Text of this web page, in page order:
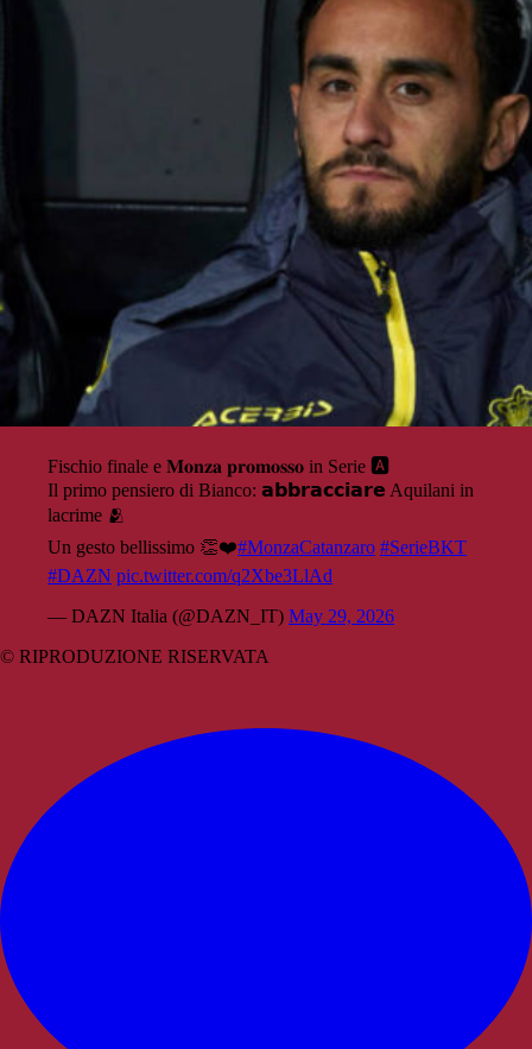
Fischio finale e 𝐌𝐨𝐧𝐳𝐚 𝐩𝐫𝐨𝐦𝐨𝐬𝐬𝐨 in Serie 🅰️
Il primo pensiero di Bianco: 𝗮𝗯𝗯𝗿𝗮𝗰𝗰𝗶𝗮𝗿𝗲 Aquilani in
lacrime 🫂
Un gesto bellissimo 👏❤️#MonzaCatanzaro #SerieBKT
#DAZN pic.twitter.com/q2Xbe3LlAd
— DAZN Italia (@DAZN_IT) May 29, 2026
© RIPRODUZIONE RISERVATA